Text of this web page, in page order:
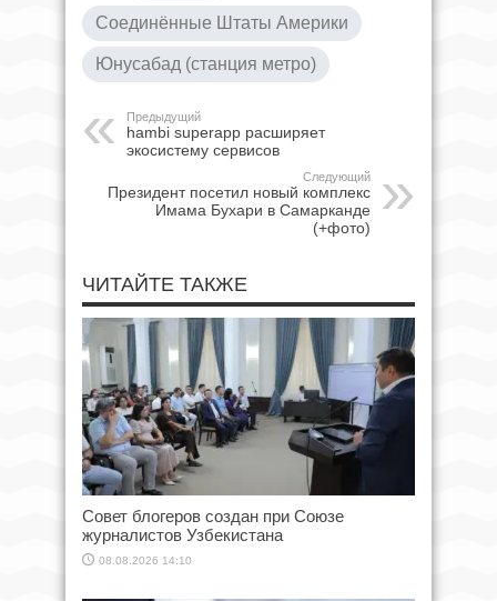
Соединённые Штаты Америки
Юнусабад (станция метро)
Предыдущий
hambi superapp расширяет
экосистему сервисов
Следующий
Президент посетил новый комплекс
Имама Бухари в Самарканде
(+фото)
ЧИТАЙТЕ ТАКЖЕ
Совет блогеров создан при Союзе
журналистов Узбекистана
08.08.2026 14:10